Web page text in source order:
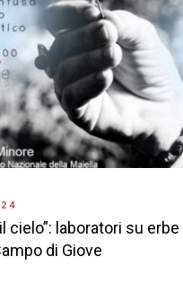
cielo”: laboratori su erbe
di Giove